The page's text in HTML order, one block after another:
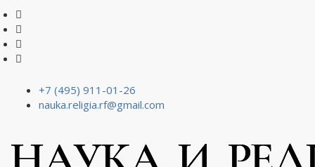
+7 (495) 911-01-26
nauka.religia.rf@gmail.com